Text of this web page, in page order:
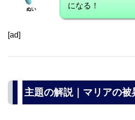
ぬい になる！
[ad]
主題の解説｜マリアの被